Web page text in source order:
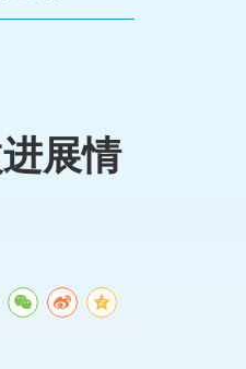
展情